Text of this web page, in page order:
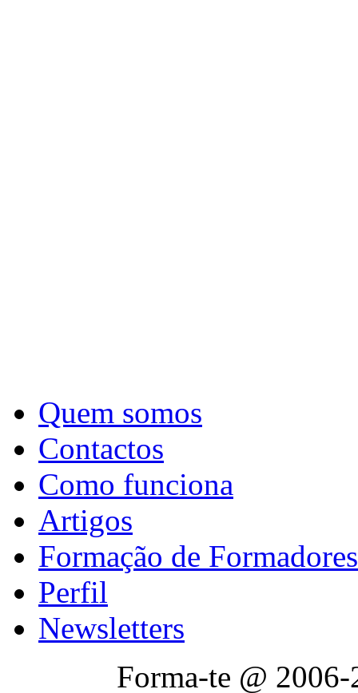
Quem somos
Contactos
Como funciona
Artigos
Formação de Formadores
Perfil
Newsletters
Forma-te @